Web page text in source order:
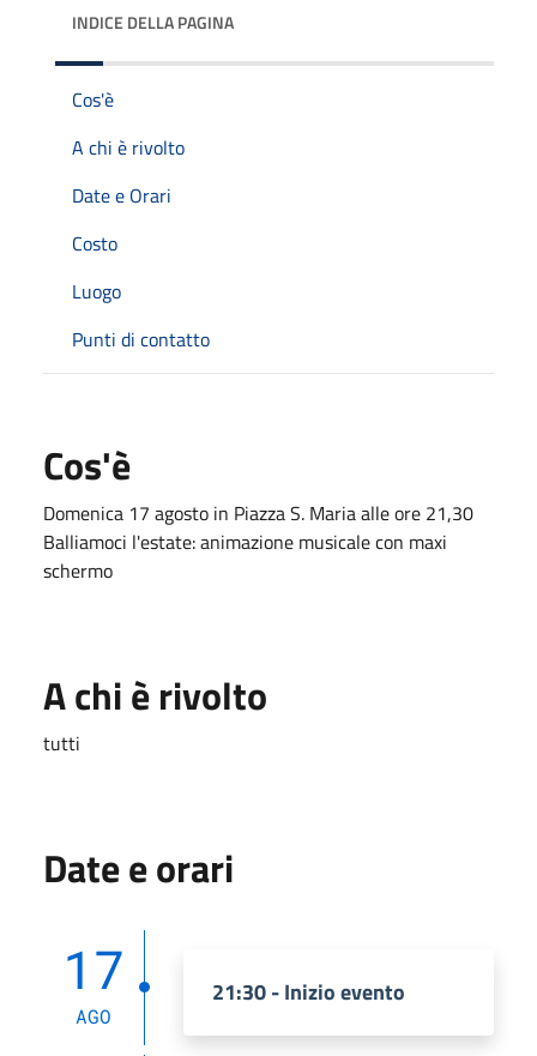
INDICE DELLA PAGINA
Cos'è
A chi è rivolto
Date e Orari
Costo
Luogo
Punti di contatto
Cos'è
Domenica 17 agosto in Piazza S. Maria alle ore 21,30
Balliamoci l'estate: animazione musicale con maxi
schermo
A chi è rivolto
tutti
Date e orari
17
AGO
21:30 - Inizio evento